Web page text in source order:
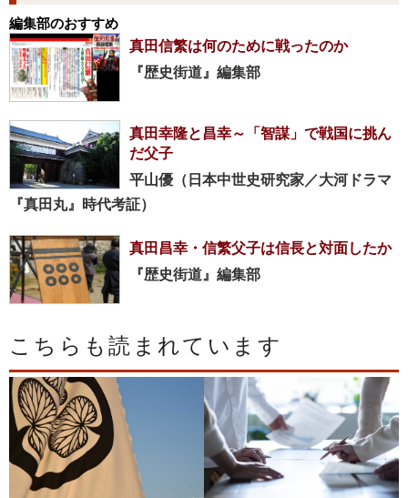
編集部のおすすめ
真田信繁は何のために戦ったのか
『歴史街道』編集部
真田幸隆と昌幸～「智謀」で戦国に挑ん
だ父子
平山優（日本中世史研究家／大河ドラマ
『真田丸』時代考証）
真田昌幸・信繁父子は信長と対面したか
『歴史街道』編集部
こちらも読まれています